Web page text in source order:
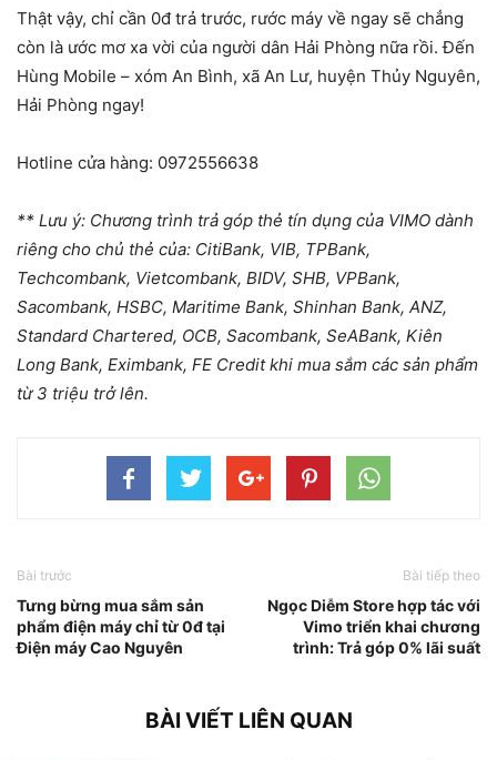
Thật vậy, chỉ cần 0đ trả trước, rước máy về ngay sẽ chẳng
còn là ước mơ xa vời của người dân Hải Phòng nữa rồi. Đến
Hùng Mobile – xóm An Bình, xã An Lư, huyện Thủy Nguyên,
Hải Phòng ngay!
Hotline cửa hàng: 0972556638
** Lưu ý: Chương trình trả góp thẻ tín dụng của VIMO dành
riêng cho chủ thẻ của: CitiBank, VIB, TPBank,
Techcombank, Vietcombank, BIDV, SHB, VPBank,
Sacombank, HSBC, Maritime Bank, Shinhan Bank, ANZ,
Standard Chartered, OCB, Sacombank, SeABank, Kiên
Long Bank, Eximbank, FE Credit khi mua sắm các sản phẩm
từ 3 triệu trở lên.
Bài trước
Tưng bừng mua sắm sản
phẩm điện máy chỉ từ 0đ tại
Điện máy Cao Nguyên
Bài tiếp theo
Ngọc Diễm Store hợp tác với
Vimo triển khai chương
trình: Trả góp 0% lãi suất
BÀI VIẾT LIÊN QUAN